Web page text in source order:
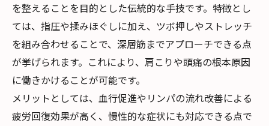
を整えることを目的とした伝統的な手技です。特徴とし
ては、指圧や揉みほぐしに加え、ツボ押しやストレッチ
を組み合わせることで、深層筋までアプローチできる点
が挙げられます。これにより、肩こりや頭痛の根本原因
に働きかけることが可能です。
メリットとしては、血行促進やリンパの流れ改善による
疲労回復効果が高く、慢性的な症状にも対応できる点で